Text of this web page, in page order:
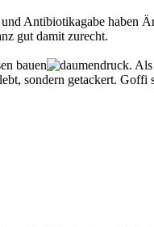
Antibiotikagabe haben
gut damit zurecht.
bauen
.
sondern getackert. Goffi